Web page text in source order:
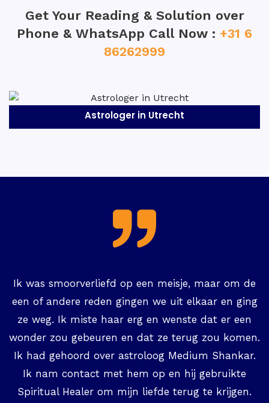
Get Your Reading & Solution over
Phone & WhatsApp Call Now : +31 6
86262999
Astrologer in Utrecht
Ik was smoorverliefd op een meisje, maar om de
een of andere reden gingen we uit elkaar en ging
ze weg. Ik miste haar erg en wenste dat er een
wonder zou gebeuren en dat ze terug zou komen.
Ik had gehoord over astroloog Medium Shankar.
Ik nam contact met hem op en hij gebruikte
Spiritual Healer om mijn liefde terug te krijgen.